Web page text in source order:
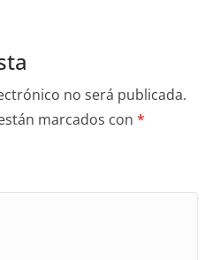
no será publicada.
marcados con *